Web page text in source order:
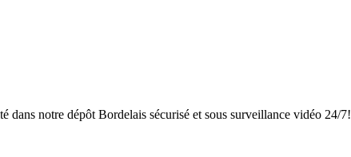
dans notre dépôt Bordelais sécurisé et sous surveillance vidéo 24/7!